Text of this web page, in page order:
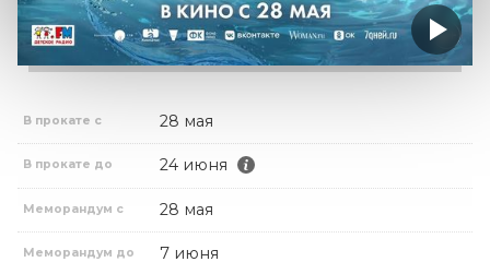
В прокате с 28 мая
В прокате до 24 июня
Меморандум с 28 мая
Меморандум до 7 июня